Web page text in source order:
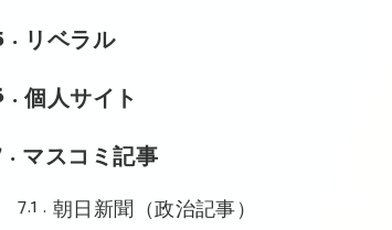
リベラル
個人サイト
マスコミ記事
7.1 朝日新聞（政治記事）